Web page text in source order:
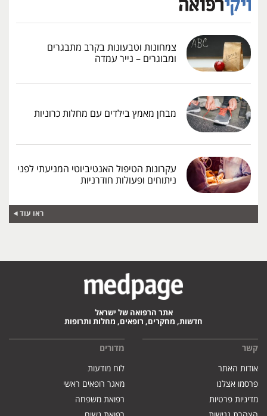
צמחונות וטבעונות בקרב מתבגרים
ומבוגרים – נייר עמדה
מבחן מאמץ בילדים עם מחלות כרוניות
עקרונות הטיפול האנטיביוטי המניעתי לפני
ניתוחים ופעולות חודרניות
ראו עוד
אתר הרפואה של ישראל
חדשות, מחקרים, רופאים, מחלות ותרופות
קשר
אודות האתר
פרסמו אצלנו
מדיניות פרטיות
מדורים
לוח מודעות
מאגר רופאים ראשי
רפואת משפחה